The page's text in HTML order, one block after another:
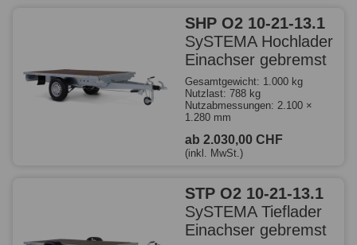
SHP O2 10-21-13.1
SySTEMA Hochlader
Einachser gebremst
Gesamtgewicht: 1.000 kg
Nutzlast: 788 kg
Nutzabmessungen: 2.100 ×
1.280 mm
ab 2.030,00 CHF
(inkl. MwSt.)
STP O2 10-21-13.1
SySTEMA Tieflader
Einachser gebremst